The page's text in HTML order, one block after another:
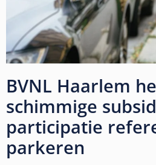
BVNL Haarlem
schimmige
participatie
parkeren